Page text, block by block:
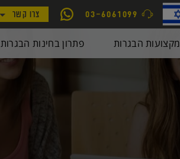
03-6061099 צרו קשר
מקצועות הבגרות פתרון בחינות הבגרות